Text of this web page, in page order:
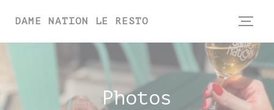
DAME NATION LE RESTO
Photos